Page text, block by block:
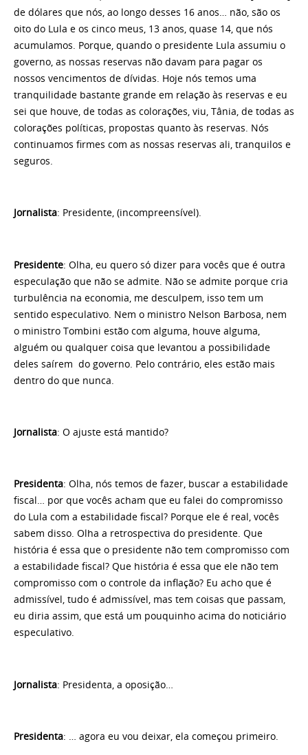
de dólares que nós, ao longo desses 16 anos… não, são os
oito do Lula e os cinco meus, 13 anos, quase 14, que nós
acumulamos. Porque, quando o presidente Lula assumiu o
governo, as nossas reservas não davam para pagar os
nossos vencimentos de dívidas. Hoje nós temos uma
tranquilidade bastante grande em relação às reservas e eu
sei que houve, de todas as colorações, viu, Tânia, de todas as
colorações políticas, propostas quanto às reservas. Nós
continuamos firmes com as nossas reservas ali, tranquilos e
seguros.
Jornalista: Presidente, (incompreensível).
Presidente: Olha, eu quero só dizer para vocês que é outra
especulação que não se admite. Não se admite porque cria
turbulência na economia, me desculpem, isso tem um
sentido especulativo. Nem o ministro Nelson Barbosa, nem
o ministro Tombini estão com alguma, houve alguma,
alguém ou qualquer coisa que levantou a possibilidade
deles saírem do governo. Pelo contrário, eles estão mais
dentro do que nunca.
Jornalista: O ajuste está mantido?
Presidenta: Olha, nós temos de fazer, buscar a estabilidade
fiscal… por que vocês acham que eu falei do compromisso
do Lula com a estabilidade fiscal? Porque ele é real, vocês
sabem disso. Olha a retrospectiva do presidente. Que
história é essa que o presidente não tem compromisso com
a estabilidade fiscal? Que história é essa que ele não tem
compromisso com o controle da inflação? Eu acho que é
admissível, tudo é admissível, mas tem coisas que passam,
eu diria assim, que está um pouquinho acima do noticiário
especulativo.
Jornalista: Presidenta, a oposição…
Presidenta: … agora eu vou deixar, ela começou primeiro.